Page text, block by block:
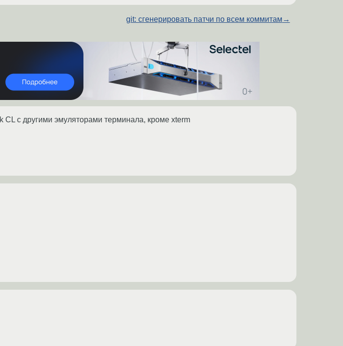
git: сгенерировать патчи по всем коммитам →
CL с другими эмуляторами терминала, кроме xterm